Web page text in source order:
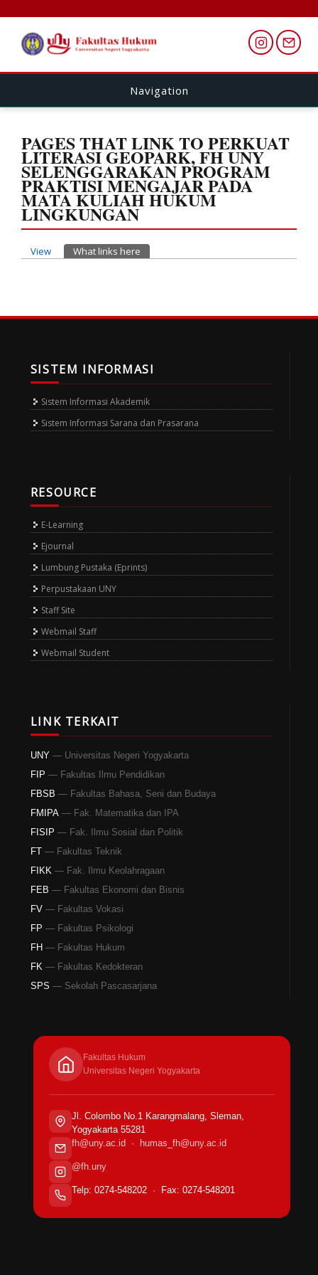
Navigation
PAGES THAT LINK TO PERKUAT
LITERASI GEOPARK, FH UNY
SELENGGARAKAN PROGRAM
PRAKTISI MENGAJAR PADA
MATA KULIAH HUKUM
LINGKUNGAN
Primary tabs
View What links here
SISTEM INFORMASI
Sistem Informasi Akademik
Sistem Informasi Sarana dan Prasarana
RESOURCE
E-Learning
Ejournal
Lumbung Pustaka (Eprints)
Perpustakaan UNY
Staff Site
Webmail Staff
Webmail Student
LINK TERKAIT
UNY — Universitas Negeri Yogyakarta
FIP — Fakultas Ilmu Pendidikan
FBSB — Fakultas Bahasa, Seni dan Budaya
FMIPA — Fak. Matematika dan IPA
FISIP — Fak. Ilmu Sosial dan Politik
FT — Fakultas Teknik
FIKK — Fak. Ilmu Keolahragaan
FEB — Fakultas Ekonomi dan Bisnis
FV — Fakultas Vokasi
FP — Fakultas Psikologi
FH — Fakultas Hukum
FK — Fakultas Kedokteran
SPS — Sekolah Pascasarjana
Fakultas Hukum
Universitas Negeri Yogyakarta
Jl. Colombo No.1 Karangmalang, Sleman,
Yogyakarta 55281
fh@uny.ac.id · humas_fh@uny.ac.id
@fh.uny
Telp: 0274-548202 · Fax: 0274-548201